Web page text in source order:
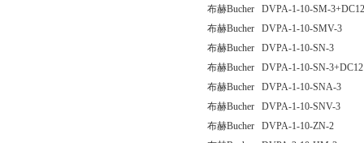
布赫Bucher DVPA-1-10-SM-3+DC12
布赫Bucher DVPA-1-10-SMV-3
布赫Bucher DVPA-1-10-SN-3
布赫Bucher DVPA-1-10-SN-3+DC12
布赫Bucher DVPA-1-10-SNA-3
布赫Bucher DVPA-1-10-SNV-3
布赫Bucher DVPA-1-10-ZN-2